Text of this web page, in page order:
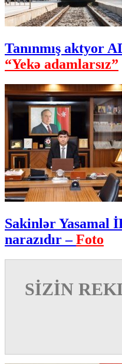
Tanınmış aktyor
“Yekə adamlarsız”
Sakinlər Yasamal
narazıdır –Foto
SİZİN